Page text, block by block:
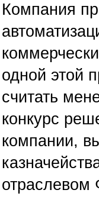
Компания
одной этой
считать
конкурс
компании,
отраслевом